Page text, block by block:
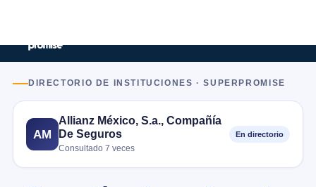
DIRECTORIO DE INSTITUCIONES · SUPERPROMISE
AM
Allianz México, S.a., Compañía
De Seguros
Consultado 7 veces
En directorio